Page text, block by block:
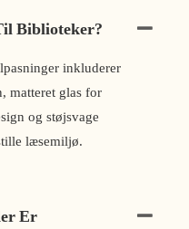
Biblioteker?
inkluderer
matteret glas for
og støjsvage
læsemiljø.
Er